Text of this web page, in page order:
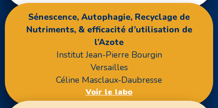
Sénescence, Autophagie, Recyclage de
Nutriments, & efficacité d’utilisation de
l’Azote
Institut Jean-Pierre Bourgin
Versailles
Céline Masclaux-Daubresse
Voir le labo